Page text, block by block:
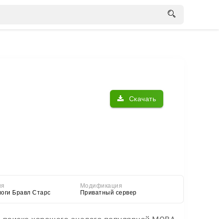
Скачать
Бравл Старс
Модификация
Приватный сервер